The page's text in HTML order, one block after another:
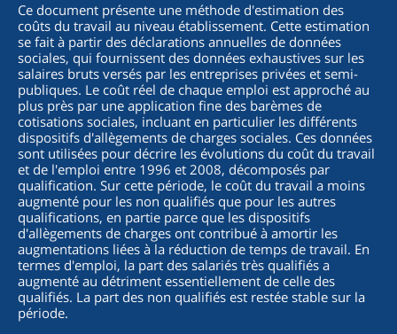
Ce document présente une méthode d'estimation des
coûts du travail au niveau établissement. Cette estimation
se fait à partir des déclarations annuelles de données
sociales, qui fournissent des données exhaustives sur les
salaires bruts versés par les entreprises privées et semi-
publiques. Le coût réel de chaque emploi est approché au
plus près par une application fine des barèmes de
cotisations sociales, incluant en particulier les différents
dispositifs d'allègements de charges sociales. Ces données
sont utilisées pour décrire les évolutions du coût du travail
et de l'emploi entre 1996 et 2008, décomposés par
qualification. Sur cette période, le coût du travail a moins
augmenté pour les non qualifiés que pour les autres
qualifications, en partie parce que les dispositifs
d'allègements de charges ont contribué à amortir les
augmentations liées à la réduction de temps de travail. En
termes d'emploi, la part des salariés très qualifiés a
augmenté au détriment essentiellement de celle des
qualifiés. La part des non qualifiés est restée stable sur la
période.